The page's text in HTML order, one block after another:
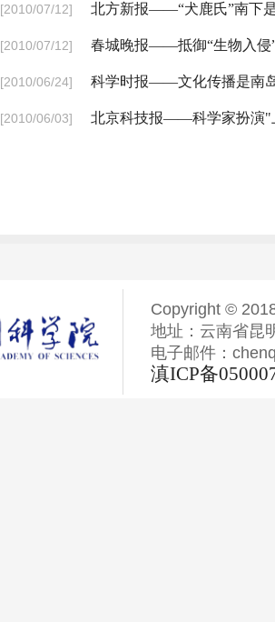
[2010/07/12] 北方新报——“犬鹿氏”南下
[2010/07/12] 春城晚报——抵御“生物入侵
[2010/06/24] 科学时报——文化传播是南
[2010/06/03] 北京科技报——科学家扮演"
Copyright ©
地址：云南省昆
电子邮件：
滇ICP备